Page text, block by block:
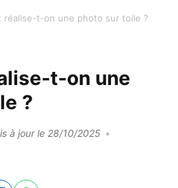
réalise-t-on une photo sur toile ?
t-on une
?
à jour le 28/10/2025